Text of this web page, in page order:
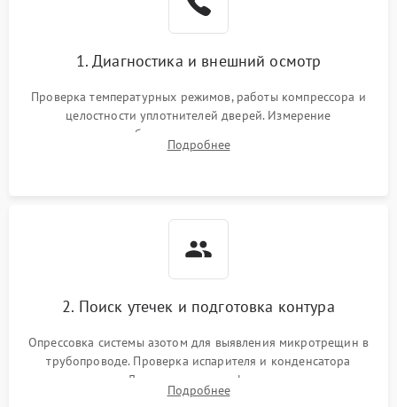
работе
2000 ₽ Подробнее →
1000 ₽
1800 ₽
1. Диагностика и внешний осмотр
Проверка температурных режимов, работы компрессора и
целостности уплотнителей дверей. Измерение
сопротивления обмоток мотора, проверка термостата и
считывание кодов ошибок с электронного дисплея.
Подробнее
2. Поиск утечек и подготовка контура
Опрессовка системы азотом для выявления микротрещин в
трубопроводе. Проверка испарителя и конденсатора
течеискателем. Демонтаж старого фильтра-осушителя и
продувка капиллярной трубки для устранения засоров.
Подробнее